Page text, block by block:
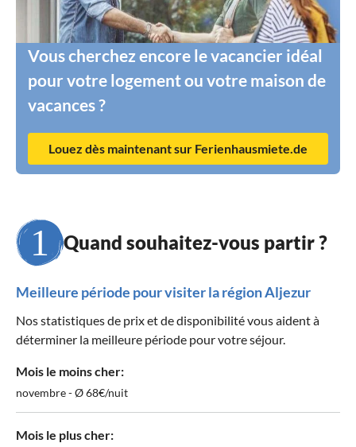
Vous cherchez encore le vacancier idéal
pour votre logement ou votre maison de
vacances ?
Louez dès maintenant sur Ferienhausmiete.de
Quand souhaitez-vous partir ?
Meilleure période pour visiter la région Aljezur
Nos statistiques de prix et de disponibilité vous aident à
déterminer la meilleure période pour votre séjour.
Mois le moins cher:
novembre - Ø 68€/nuit
Mois le plus cher: